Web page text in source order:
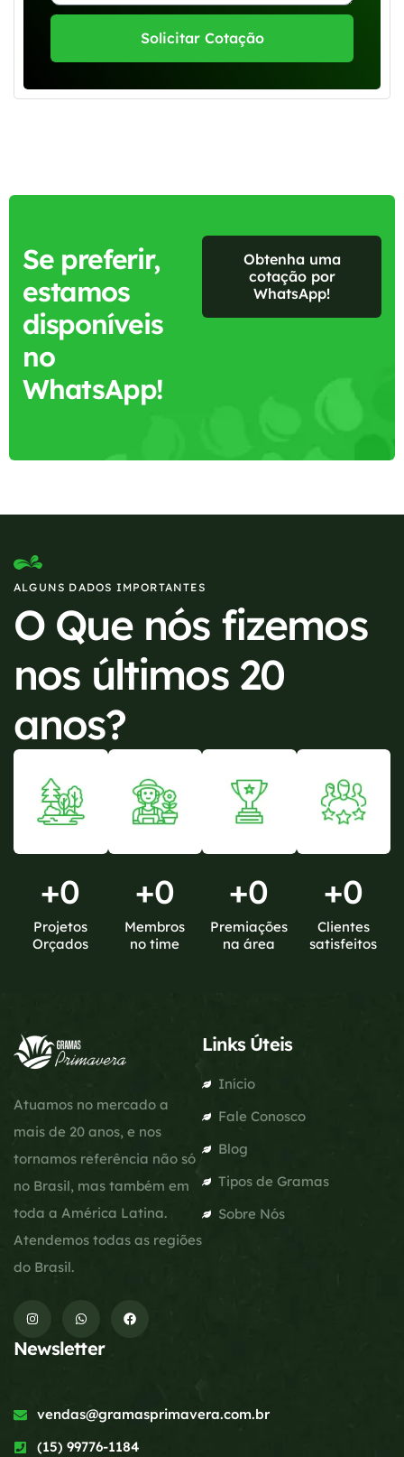
Solicitar Cotação
Se preferir,
estamos
disponíveis
no
WhatsApp!
Obtenha uma
cotação por
WhatsApp!
ALGUNS DADOS IMPORTANTES
O Que nós fizemos
nos últimos 20
anos?
+0
Projetos
Orçados
+0
Membros
no time
+0
Premiações
na área
+0
Clientes
satisfeitos
Atuamos no mercado a
mais de 20 anos, e nos
tornamos referência não só
no Brasil, mas também em
toda a América Latina.
Atendemos todas as regiões
do Brasil.
Links Úteis
Início
Fale Conosco
Blog
Tipos de Gramas
Sobre Nós
Newsletter
vendas@gramasprimavera.com.br
(15) 99776-1184